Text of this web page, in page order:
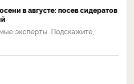
в августе: посев сидератов
эксперты. Подскажите,